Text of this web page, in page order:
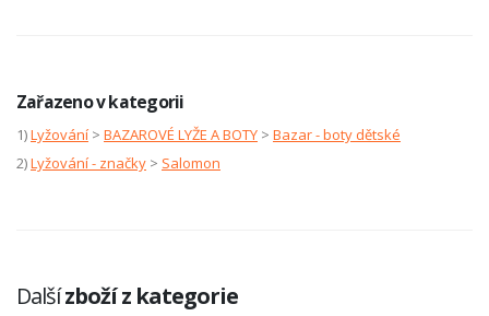
Zařazeno v kategorii
1)Lyžování > BAZAROVÉ LYŽE A BOTY > Bazar - boty dětské
2)Lyžování - značky > Salomon
Dalšízboží z kategorie